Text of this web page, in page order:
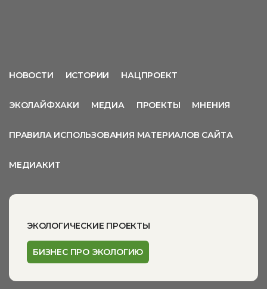
НОВОСТИ ИСТОРИИ НАЦПРОЕКТ
ЭКОЛАЙФХАКИ МЕДИА ПРОЕКТЫ МНЕНИЯ
ПРАВИЛА ИСПОЛЬЗОВАНИЯ МАТЕРИАЛОВ САЙТА
МЕДИАКИТ
ЭКОЛОГИЧЕСКИЕ ПРОЕКТЫ
БИЗНЕС ПРО ЭКОЛОГИЮ